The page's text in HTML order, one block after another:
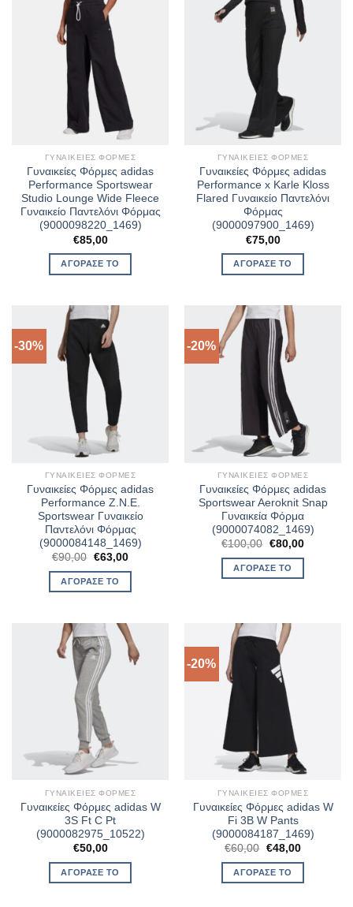
ΓΥΝΑΙΚΕΊΕΣ ΦΌΡΜΕΣ
Γυναικείες Φόρμες adidas
Performance Sportswear
Studio Lounge Wide Fleece
Γυναικείο Παντελόνι Φόρμας
(9000098220_1469)
€85,00
ΑΓΌΡΑΣΈ ΤΟ
ΓΥΝΑΙΚΕΊΕΣ ΦΌΡΜΕΣ
Γυναικείες Φόρμες adidas
Performance x Karle Kloss
Flared Γυναικείο Παντελόνι
Φόρμας
(9000097900_1469)
€75,00
ΑΓΌΡΑΣΈ ΤΟ
-30%
ΓΥΝΑΙΚΕΊΕΣ ΦΌΡΜΕΣ
Γυναικείες Φόρμες adidas
Performance Z.N.E.
Sportswear Γυναικείο
Παντελόνι Φόρμας
(9000084148_1469)
€90,00 Original
was:
€90,00.
€63,00Η
ΑΓΌΡΑΣΈ ΤΟ
-20%
ΓΥΝΑΙΚΕΊΕΣ ΦΌΡΜΕΣ
Γυναικείες Φόρμες adidas
Sportswear Aeroknit Snap
Γυναικεία Φόρμα
(9000074082_1469)
€100,00 Original
was:
€100,00.
€80,00Η
ΑΓΌΡΑΣΈ ΤΟ
ΓΥΝΑΙΚΕΊΕΣ ΦΌΡΜΕΣ
Γυναικείες Φόρμες adidas W
3S Ft C Pt
(9000082975_10522)
€50,00
ΑΓΌΡΑΣΈ ΤΟ
-20%
ΓΥΝΑΙΚΕΊΕΣ ΦΌΡΜΕΣ
Γυναικείες Φόρμες adidas W
Fi 3B W Pants
(9000084187_1469)
€60,00 Original
was:
€60,00.
€48,00Η
ΑΓΌΡΑΣΈ ΤΟ